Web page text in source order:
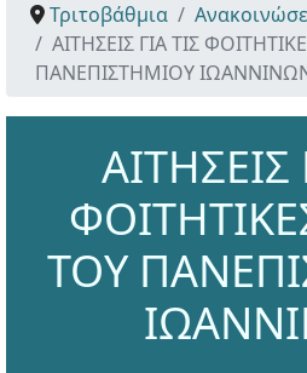
Τριτοβάθμια
ΑΙΤΗΣΕΙΣ ΓΙΑ ΤΙΣ
ΠΑΝΕΠΙΣΤΗΜΙΟΥ
ΑΙΤΗΣΕΙΣ
ΤΟΥ